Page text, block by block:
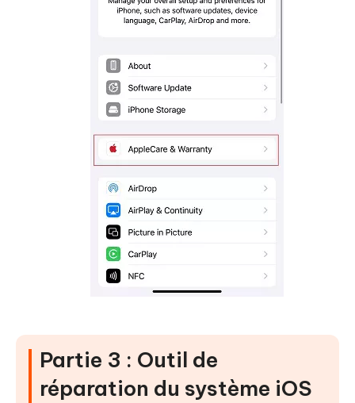
Partie 3 : Outil de
réparation du système iOS